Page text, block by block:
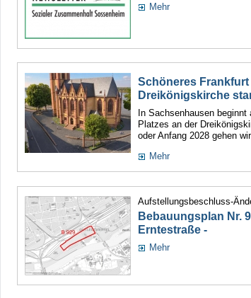
Mehr
Schöneres
Dreikönigskirche
In Sachsenhausen
Platzes an der
oder Anfang 2028 gehen
Mehr
Aufstellungsbeschluss-
Bebauungsplan Nr.
Erntestraße -
Mehr